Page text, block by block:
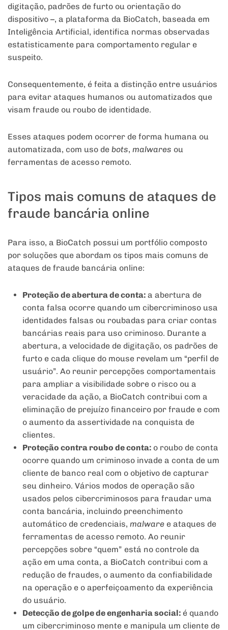
digitação, padrões de furto ou orientação do
dispositivo –, a plataforma da BioCatch, baseada em
Inteligência Artificial, identifica normas observadas
estatisticamente para comportamento regular e
suspeito.
Consequentemente, é feita a distinção entre usuários
para evitar ataques humanos ou automatizados que
visam fraude ou roubo de identidade.
Esses ataques podem ocorrer de forma humana ou
automatizada, com uso de bots, malwares ou
ferramentas de acesso remoto.
Tipos mais comuns de ataques de
fraude bancária online
Para isso, a BioCatch possui um portfólio composto
por soluções que abordam os tipos mais comuns de
ataques de fraude bancária online:
Proteção de abertura de conta: a abertura de
conta falsa ocorre quando um cibercriminoso usa
identidades falsas ou roubadas para criar contas
bancárias reais para uso criminoso. Durante a
abertura, a velocidade de digitação, os padrões de
furto e cada clique do mouse revelam um “perfil de
usuário”. Ao reunir percepções comportamentais
para ampliar a visibilidade sobre o risco ou a
veracidade da ação, a BioCatch contribui com a
eliminação de prejuízo financeiro por fraude e com
o aumento da assertividade na conquista de
clientes.
Proteção contra roubo de conta: o roubo de conta
ocorre quando um criminoso invade a conta de um
cliente de banco real com o objetivo de capturar
seu dinheiro. Vários modos de operação são
usados pelos cibercriminosos para fraudar uma
conta bancária, incluindo preenchimento
automático de credenciais, malwaree ataques de
ferramentas de acesso remoto. Ao reunir
percepções sobre “quem” está no controle da
ação em uma conta, a BioCatch contribui com a
redução de fraudes, o aumento da confiabilidade
na operação e o aperfeiçoamento da experiência
do usuário.
Detecção de golpe de engenharia social: é quando
um cibercriminoso mente e manipula um cliente de